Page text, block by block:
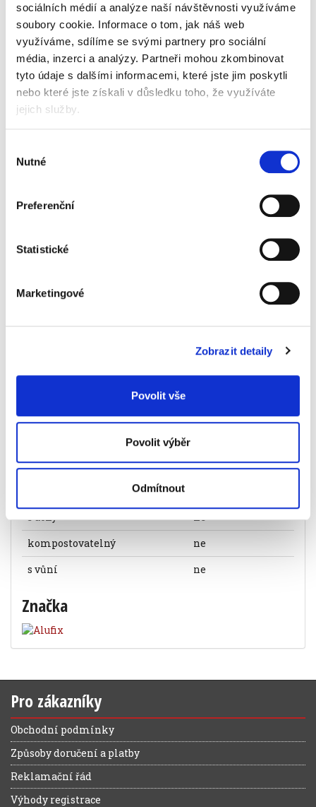
sociálních médií a analýze naší návštěvnosti využíváme
soubory cookie. Informace o tom, jak náš web
využíváme, sdílíme se svými partnery pro sociální
média, inzerci a analýzy. Partneři mohou zkombinovat
tyto údaje s dalšími informacemi, které jste jim poskytli
nebo které jste získali v důsledku toho, že využíváte
jejich služby.
souhlasu
Nutné
Preferenční
Statistické
Marketingové
Zobrazit detaily
Povolit vše
Povolit výběr
Odmítnout
pytle na odpad
vhodné do kanceláří, domácností a provozů
rozměry 60 x 71 cm
objem 60 litrů
tloušťka fólie 10 mic
balení 20 ks
barva černá
Pytel na odpad Alufix Basic, 60 l, 10 mic,
Specifikace produktu
zatahovací
ne
s uchy
ne
kompostovatelný
ne
s vůní
ne
Značka
Pro zákazníky
Obchodní podmínky
Způsoby doručení a platby
Reklamační řád
Výhody registrace